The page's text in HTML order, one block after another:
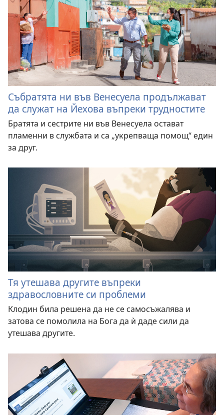
Събратята ни във Венесуела продължават
да служат на Йехова въпреки трудностите
Братята и сестрите ни във Венесуела остават
пламенни в службата и са „укрепваща помощ“ един
за друг.
Тя утешава другите въпреки
здравословните си проблеми
Клодин била решена да не се самосъжалява и
затова се помолила на Бога да ѝ даде сили да
утешава другите.